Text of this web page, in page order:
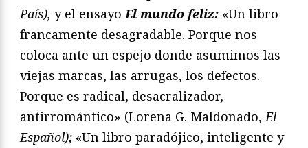
País), y el ensayo El mundo feliz: «Un libro
francamente desagradable. Porque nos
coloca ante un espejo donde asumimos las
viejas marcas, las arrugas, los defectos.
Porque es radical, desacralizador,
antirromántico» (Lorena G. Maldonado, El
Español); «Un libro paradójico, inteligente y